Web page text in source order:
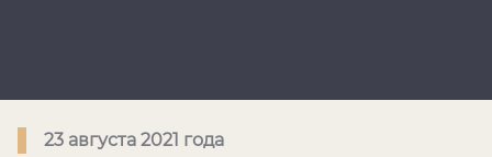
23 августа 2021 года